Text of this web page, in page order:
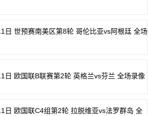
日 世预赛南美区第8轮 哥伦比亚vs阿根廷 全场
日 欧国联B联赛第2轮 英格兰vs芬兰 全场录像
日 欧国联C4组第2轮 拉脱维亚vs法罗群岛 全